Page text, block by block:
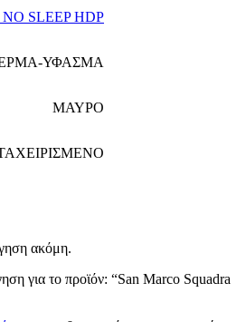
SLEEP HDP
ΥΦΑΣΜΑ
ΜΑΥΡΟ
ακόμη.
για το προϊόν: “San Marco Squadra